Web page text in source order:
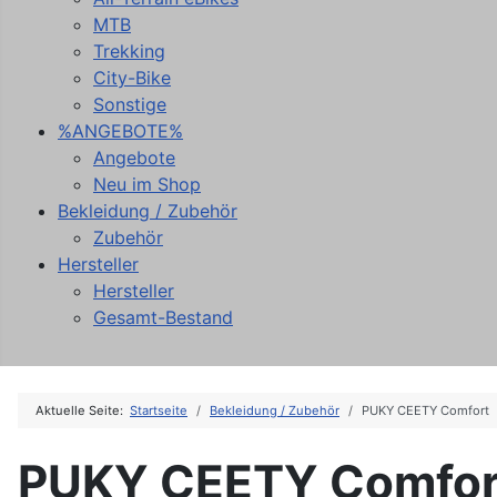
MTB
Trekking
City-Bike
Sonstige
%ANGEBOTE%
Angebote
Neu im Shop
Bekleidung / Zubehör
Zubehör
Hersteller
Hersteller
Gesamt-Bestand
Aktuelle Seite: Startseite Bekleidung / Zubehör PUKY CEETY Comfort
PUKY CEETY